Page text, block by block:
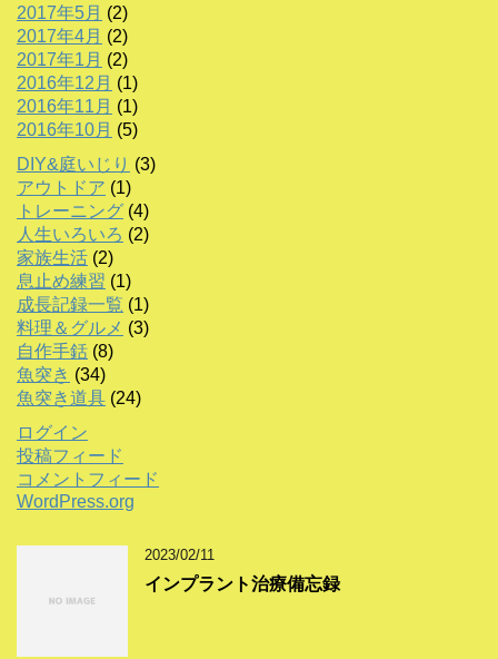
2017年5月 (2)
2017年4月 (2)
2017年1月 (2)
2016年12月 (1)
2016年11月 (1)
2016年10月 (5)
DIY&庭いじり (3)
アウトドア (1)
トレーニング (4)
人生いろいろ (2)
家族生活 (2)
息止め練習 (1)
成長記録一覧 (1)
料理＆グルメ (3)
自作手銛 (8)
魚突き (34)
魚突き道具 (24)
ログイン
投稿フィード
コメントフィード
WordPress.org
2023/02/11
インプラント治療備忘録